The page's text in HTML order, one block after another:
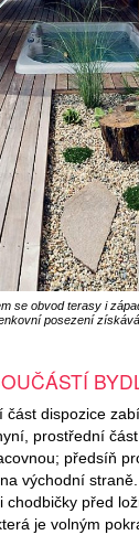
se obvod terasy i
posezení
část dispozice
prostřední
předsíň
východní
chodbičky před
je volným